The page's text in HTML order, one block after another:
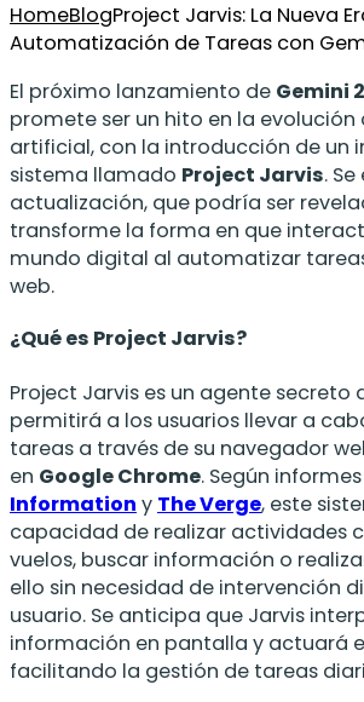
HomeBlogProject Jarvis: La Nueva
Automatización de Tareas con
El próximo lanzamiento de Gemini
promete ser un hito en la
artificial, con la introducción de un
sistema llamado Project Jarvis.
actualización, que podría ser
transforme la forma en que
mundo digital al automatizar
web.
¿Qué es Project Jarvis?
Project Jarvis es un agente secreto
permitirá a los usuarios llevar a
tareas a través de su navegador
en Google Chrome. Según
Information y The Verge, este
capacidad de realizar actividades
vuelos, buscar información o
ello sin necesidad de intervención
usuario. Se anticipa que Jarvis
información en pantalla y actuará
facilitando la gestión de tareas